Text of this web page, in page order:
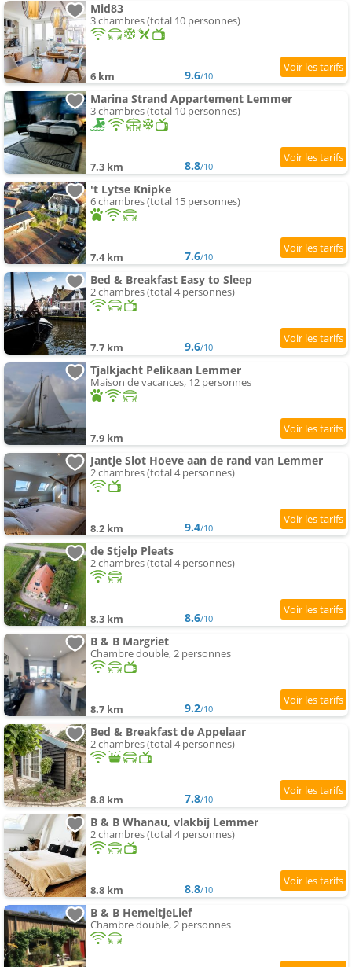
Mid83
3 chambres (total 10 personnes)
6 km 9.6/10
Marina Strand Appartement Lemmer
3 chambres (total 10 personnes)
7.3 km 8.8/10
't Lytse Knipke
6 chambres (total 15 personnes)
7.4 km 7.6/10
Bed & Breakfast Easy to Sleep
2 chambres (total 4 personnes)
7.7 km 9.6/10
Tjalkjacht Pelikaan Lemmer
Maison de vacances, 12 personnes
7.9 km
Jantje Slot Hoeve aan de rand van Lemmer
2 chambres (total 4 personnes)
8.2 km 9.4/10
de Stjelp Pleats
2 chambres (total 4 personnes)
8.3 km 8.6/10
B & B Margriet
Chambre double, 2 personnes
8.7 km 9.2/10
Bed & Breakfast de Appelaar
2 chambres (total 4 personnes)
8.8 km 7.8/10
B & B Whanau, vlakbij Lemmer
2 chambres (total 4 personnes)
8.8 km 8.8/10
B & B HemeltjeLief
Chambre double, 2 personnes